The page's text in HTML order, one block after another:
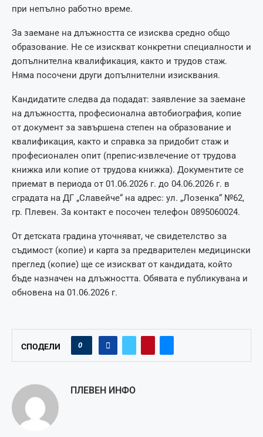
при непълно работно време.
За заемане на длъжността се изисква средно общо
образование. Не се изискват конкретни специалности и
допълнителна квалификация, както и трудов стаж.
Няма посочени други допълнителни изисквания.
Кандидатите следва да подадат: заявление за заемане
на длъжността, професионална автобиография, копие
от документ за завършена степен на образование и
квалификация, както и справка за придобит стаж и
професионален опит (препис-извлечение от трудова
книжка или копие от трудова книжка). Документите се
приемат в периода от 01.06.2026 г. до 04.06.2026 г. в
сградата на ДГ „Славейче“ на адрес: ул. „Лозенка“ №62,
гр. Плевен. За контакт е посочен телефон 0895060024.
От детската градина уточняват, че свидетелство за
съдимост (копие) и карта за предварителен медицински
преглед (копие) ще се изискват от кандидата, който
бъде назначен на длъжността. Обявата е публикувана и
обновена на 01.06.2026 г.
СПОДЕЛИ 0
ПЛЕВЕН ИНФО